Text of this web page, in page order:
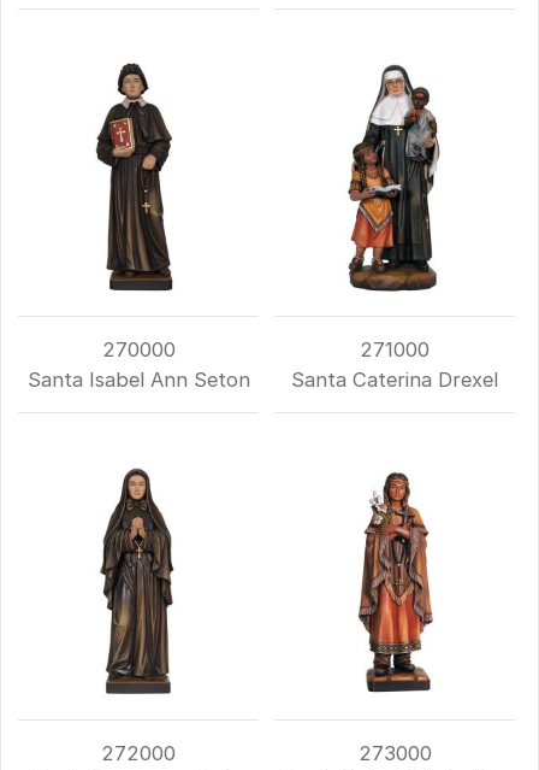
270000
Santa Isabel Ann Seton
271000
Santa Caterina Drexel
272000
273000